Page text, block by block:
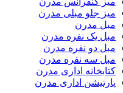
میز جلو مبلی مدرن
مبل مدرن
مبل یک نفره مدرن
مبل دو نفره مدرن
مبل سه نفره مدرن
کتابخانه اداری مدرن
پارتیشن اداری مدرن